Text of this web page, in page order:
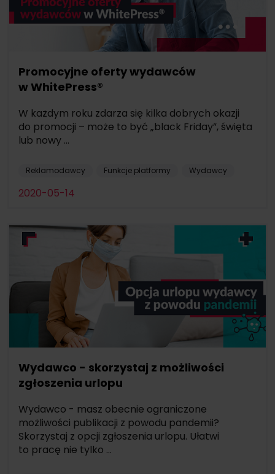
Promocyjne oferty wydawców
w WhitePress®
W każdym roku zdarza się kilka dobrych okazji
do promocji – może to być „black Friday”, święta
lub nowy ...
Reklamodawcy Funkcje platformy Wydawcy
2020-05-14
Wydawco - skorzystaj z możliwości
zgłoszenia urlopu
Wydawco - masz obecnie ograniczone
możliwości publikacji z powodu pandemii?
Skorzystaj z opcji zgłoszenia urlopu. Ułatwi
to pracę nie tylko ...